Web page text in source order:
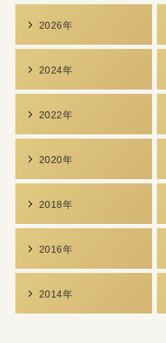
2026年
2024年
2022年
2020年
2018年
2016年
2014年